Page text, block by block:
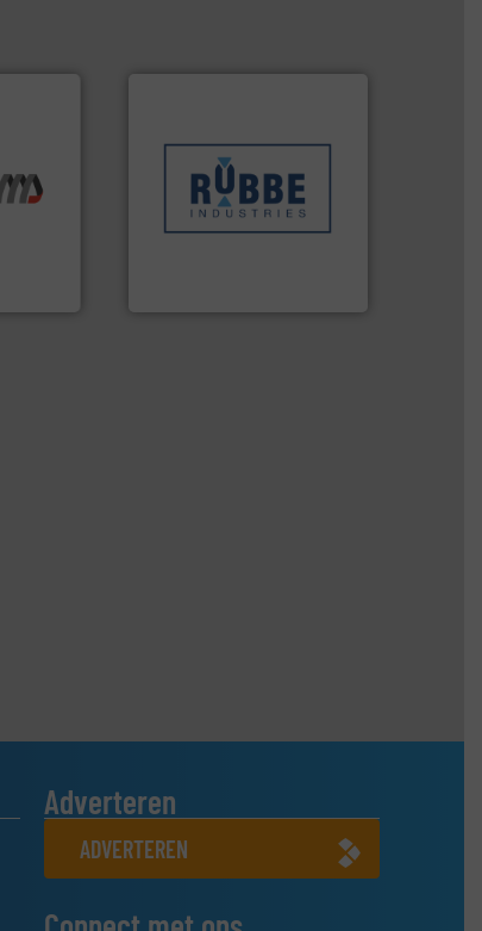
Meer
verpakking- en
transportprocessen die
klanten in verschillende
sectoren hebben geholpen.
Adverteren
ADVERTEREN